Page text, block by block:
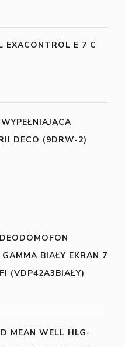
EXACONTROL E 7 C
DECO (9DRW-2)
BIAŁY EKRAN 7
(VDP42A3BIAŁY)
MEAN WELL HLG-